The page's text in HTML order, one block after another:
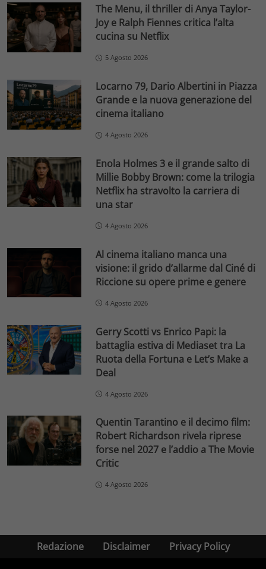
The Menu, il thriller di Anya Taylor-
Joy e Ralph Fiennes critica l’alta
cucina su Netflix
5 Agosto 2026
Locarno 79, Dario Albertini in Piazza
Grande e la nuova generazione del
cinema italiano
4 Agosto 2026
Enola Holmes 3 e il grande salto di
Millie Bobby Brown: come la trilogia
Netflix ha stravolto la carriera di
una star
4 Agosto 2026
Al cinema italiano manca una
visione: il grido d’allarme dal Ciné di
Riccione su opere prime e genere
4 Agosto 2026
Gerry Scotti vs Enrico Papi: la
battaglia estiva di Mediaset tra La
Ruota della Fortuna e Let’s Make a
Deal
4 Agosto 2026
Quentin Tarantino e il decimo film:
Robert Richardson rivela riprese
forse nel 2027 e l’addio a The Movie
Critic
4 Agosto 2026
Redazione Disclaimer Privacy Policy